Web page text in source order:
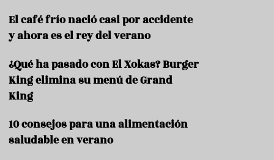
e
S
u
d
El café frío nació casi por accidente
y ahora es el rey del verano
¿Qué ha pasado con El Xokas? Burger
King elimina su menú de Grand
King
10 consejos para una alimentación
saludable en verano